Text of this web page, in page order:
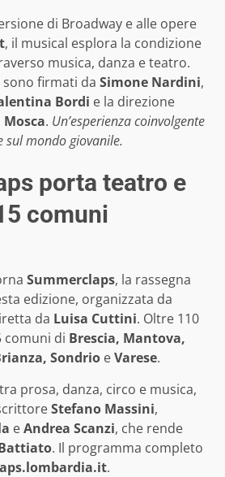
di Broadway e alle opere
, il musical esplora la condizione
musica, danza e teatro.
sono firmati da Simone Nardini,
Bordi e la direzione
. Un’esperienza coinvolgente
sul mondo giovanile.
porta teatro e
comuni
Summerclaps, la rassegna
edizione, organizzata da
da Luisa Cuttini. Oltre 110
comuni di Brescia, Mantova,
Sondrio eVarese.
prosa, danza, circo e musica,
Stefano Massini,
eAndrea Scanzi, che rende
. Il programma completo
.